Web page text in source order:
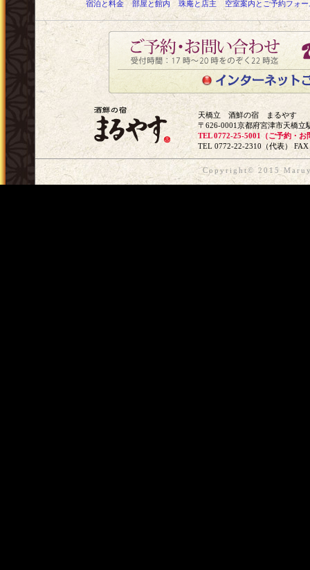
宿泊と料金 部屋と館内 珠庵と店主 空室案内とご予約フォー
天橋立 酒鮮の宿 まるやす
〒626-0001京都府宮津市天橋立
TEL 0772-25-5001（ご予約・お
TEL 0772-22-2310（代表）
Copyright© 2015